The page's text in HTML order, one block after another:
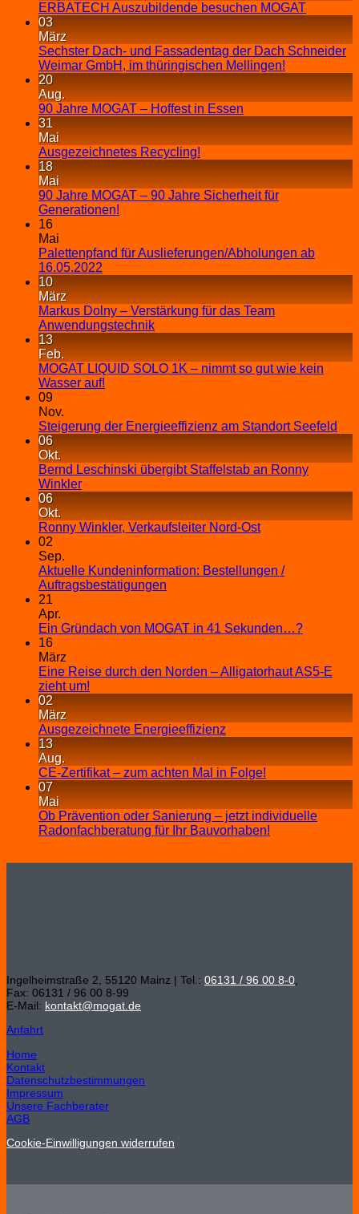
ERBATECH Auszubildende besuchen MOGAT
03
März
Sechster Dach- und Fassadentag der Dach Schneider
Weimar GmbH, im thüringischen Mellingen!
20
Aug.
90 Jahre MOGAT – Hoffest in Essen
31
Mai
Ausgezeichnetes Recycling!
18
Mai
90 Jahre MOGAT – 90 Jahre Sicherheit für
Generationen!
16
Mai
Palettenpfand für Auslieferungen/Abholungen ab
16.05.2022
10
März
Markus Dolny – Verstärkung für das Team
Anwendungstechnik
13
Feb.
MOGAT LIQUID SOLO 1K – nimmt so gut wie kein
Wasser auf!
09
Nov.
Steigerung der Energieeffizienz am Standort Seefeld
06
Okt.
Bernd Leschinski übergibt Staffelstab an Ronny
Winkler
06
Okt.
Ronny Winkler, Verkaufsleiter Nord-Ost
02
Sep.
Aktuelle Kundeninformation: Bestellungen /
Auftragsbestätigungen
21
Apr.
Ein Gründach von MOGAT in 41 Sekunden…?
16
März
Eine Reise durch den Norden – Alligatorhaut AS5-E
zieht um!
02
März
Ausgezeichnete Energieeffizienz
13
Aug.
CE-Zertifikat – zum achten Mal in Folge!
07
Mai
Ob Prävention oder Sanierung – jetzt individuelle
Radonfachberatung für Ihr Bauvorhaben!
Ingelheimstraße 2, 55120 Mainz | Tel.: 06131 / 96 00 8-0
Fax: 06131 / 96 00 8-99
E-Mail: kontakt@mogat.de
Anfahrt
Home
Kontakt
Datenschutzbestimmungen
Impressum
Unsere Fachberater
AGB
Cookie-Einwilligungen widerrufen